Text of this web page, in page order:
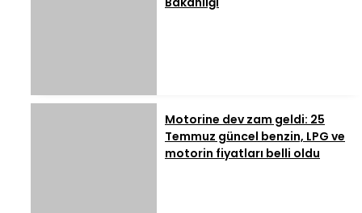
Motorine dev zam geldi: 25
Temmuz güncel benzin, LPG ve
motorin fiyatları belli oldu